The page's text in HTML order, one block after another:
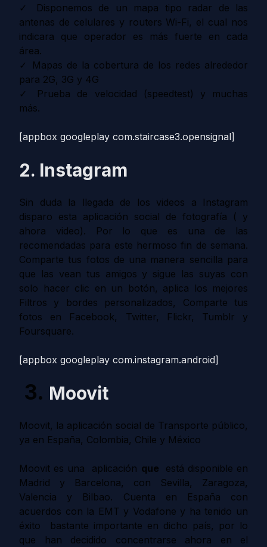
✓ Disponemos de un mapa tipo radar de las
antenas de celulares y routers Wi-Fi, el cual nos
indicara que operador es más fuerte en cada
área.
✓ Mapas de la cobertura de los redes alrededor
para 2G, 3G y 4G
✓ Prueba de velocidad (speedtest) y muchas
más.
[appbox googleplay com.staircase3.opensignal]
2. Instagram
Sin duda la llegada de los videos a Instagram
disparo esta aplicación social de fotografía ( y
ahora video). Por lo que es una de las
recomendadas para este hermoso fin de semana.
Comparte tus fotos de una manera sencilla para
que las vean tus amigos y sigue las suyas con
solo hacer clic en un botón, aplica los mejores
Filtros y bordes personalizados, Comparte tus
fotos en Facebook, Twitter, Flickr, Tumblr y
Foursquare.
[appbox googleplay com.instagram.android]
3. Moovit
Moovit, la aplicación social de Transporte público,
ya en España, Colombia, Chile y México
Moovit es una aplicación que
está disponible en
Madrid y Barcelona, con Sevilla, Zaragoza,
Valencia y Bilbao. Cuenta en España con
acuerdos con la EMT y Vodafone y ha tenido un
éxito bastante importante en dicho país, por lo
que han decidido concentrarse ahora en el